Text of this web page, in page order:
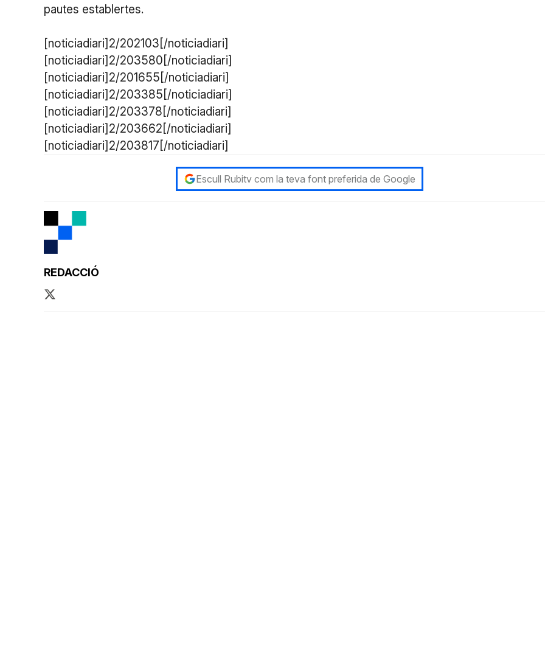
pautes establertes.
[noticiadiari]2/202103[/noticiadiari]
[noticiadiari]2/203580[/noticiadiari]
[noticiadiari]2/201655[/noticiadiari]
[noticiadiari]2/203385[/noticiadiari]
[noticiadiari]2/203378[/noticiadiari]
[noticiadiari]2/203662[/noticiadiari]
[noticiadiari]2/203817[/noticiadiari]
Escull Rubitv com la teva font preferida de Google
REDACCIÓ